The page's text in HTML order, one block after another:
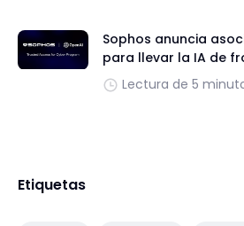
Sophos anuncia
para llevar la IA de
Lectura de 5
Etiquetas